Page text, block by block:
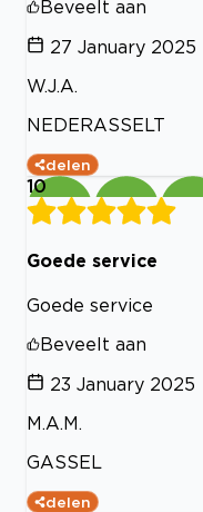
Beveelt aan
27 January 2025
W.J.A.
NEDERASSELT
delen
10
Goede service
Goede service
Beveelt aan
23 January 2025
M.A.M.
GASSEL
delen